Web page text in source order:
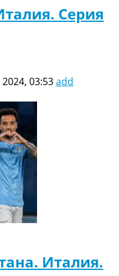
Серия
03:53add
Италия.